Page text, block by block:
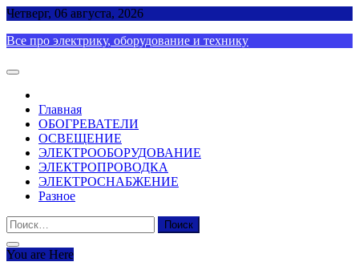
Skip
content
Четверг, 06 августа, 2026
Все про электрику, оборудование и технику
Главная
ОБОГРЕВАТЕЛИ
ОСВЕЩЕНИЕ
ЭЛЕКТРООБОРУДОВАНИЕ
ЭЛЕКТРОПРОВОДКА
ЭЛЕКТРОСНАБЖЕНИЕ
Разное
Найти:
You are Here